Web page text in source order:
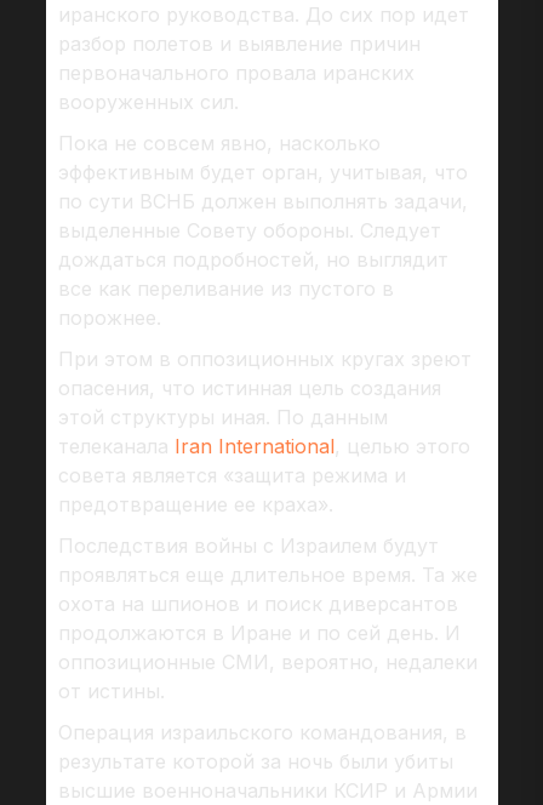
иранского руководства. До сих пор идет
разбор полетов и выявление причин
первоначального провала иранских
вооруженных сил.
Пока не совсем явно, насколько
эффективным будет орган, учитывая, что
по сути ВСНБ должен выполнять задачи,
выделенные Совету обороны. Следует
дождаться подробностей, но выглядит
все как переливание из пустого в
порожнее.
При этом в оппозиционных кругах зреют
опасения, что истинная цель создания
этой структуры иная. По данным
телеканала Iran International, целью этого
совета является «защита режима и
предотвращение ее краха».
Последствия войны с Израилем будут
проявляться еще длительное время. Та же
охота на шпионов и поиск диверсантов
продолжаются в Иране и по сей день. И
оппозиционные СМИ, вероятно, недалеки
от истины.
Операция израильского командования, в
результате которой за ночь были убиты
высшие военноначальники КСИР и Армии